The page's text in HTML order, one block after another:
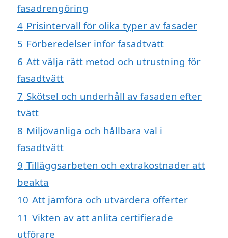
fasadrengöring
4 Prisintervall för olika typer av fasader
5 Förberedelser inför fasadtvätt
6 Att välja rätt metod och utrustning för
fasadtvätt
7 Skötsel och underhåll av fasaden efter
tvätt
8 Miljövänliga och hållbara val i
fasadtvätt
9 Tilläggsarbeten och extrakostnader att
beakta
10 Att jämföra och utvärdera offerter
11 Vikten av att anlita certifierade
utförare